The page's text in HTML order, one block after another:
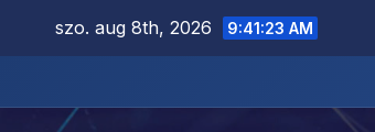
szo. aug 8th, 2026 9:41:23 AM